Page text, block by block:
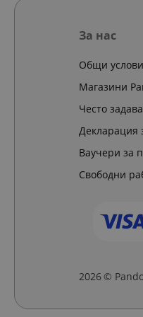
За нас
Общи
Магазини
Често
Декларация
Ваучери за
Свободни
2026 ©